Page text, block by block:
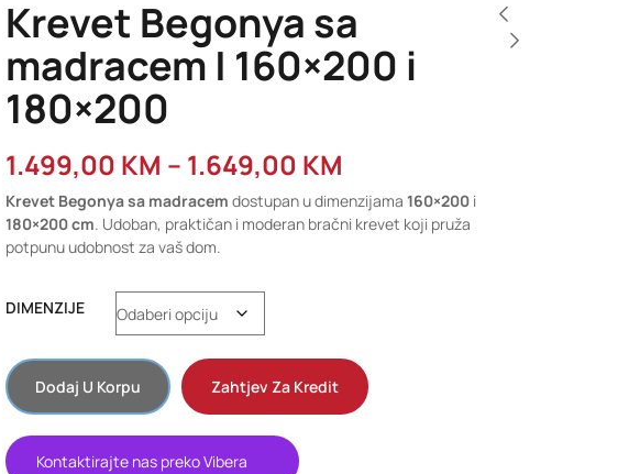
Krevet Begonya sa
madracem | 160×200 i
180×200
1.499,00 KM – 1.649,00 KM
Krevet Begonya sa madracem dostupan u dimenzijama 160×200 i
180×200 cm. Udoban, praktičan i moderan bračni krevet koji pruža
potpunu udobnost za vaš dom.
DIMENZIJE
Dodaj U Korpu Zahtjev Za Kredit
Kontaktirajte nas preko Vibera